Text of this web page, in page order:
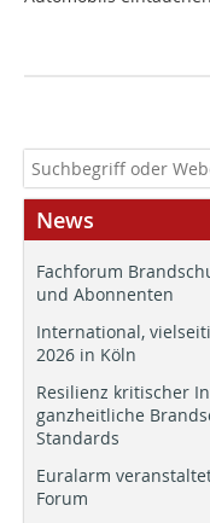
News
Fachforum
und Abonnenten
International,
2026 in Köln
Resilienz kritischer
ganzheitliche
Standards
Euralarm
Forum